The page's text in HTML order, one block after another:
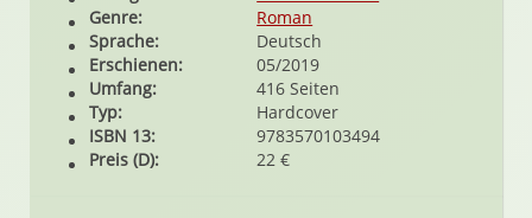
Genre:
Roman
Sprache:
Deutsch
Erschienen:
05/2019
Umfang:
416 Seiten
Typ:
Hardcover
ISBN 13:
9783570103494
Preis (D):
22 €